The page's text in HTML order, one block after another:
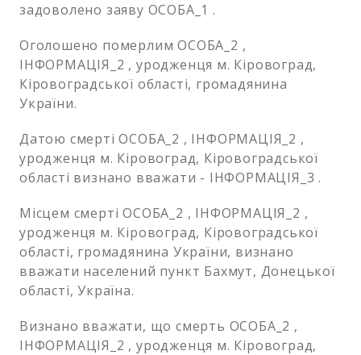
задоволено заяву ОСОБА_1 .
Оголошено померлим ОСОБА_2 ,
ІНФОРМАЦІЯ_2 , уродженця м. Кіровоград,
Кіровоградської області, громадянина
України.
Датою смерті ОСОБА_2 , ІНФОРМАЦІЯ_2 ,
уродженця м. Кіровоград, Кіровоградської
області визнано вважати - ІНФОРМАЦІЯ_3 .
Місцем смерті ОСОБА_2 , ІНФОРМАЦІЯ_2 ,
уродженця м. Кіровоград, Кіровоградської
області, громадянина України, визнано
вважати населений пункт Бахмут, Донецької
області, Україна.
Визнано вважати, що смерть ОСОБА_2 ,
ІНФОРМАЦІЯ_2 , уродженця м. Кіровоград,